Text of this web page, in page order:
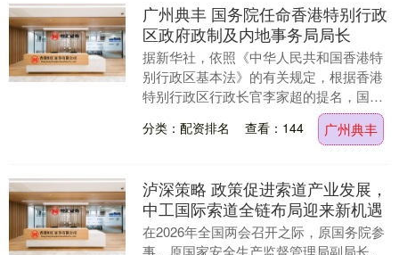
广州典丰 国务院任命香港特别行政
区政府政制及内地事务局局长
据新华社，依照《中华人民共和国香港特
别行政区基本法》的有关规定，根据香港
特别行政区行政长官李家超的提名，国务
院2026年3月30日决定：任命谢小华
（女）为政制及....
分类：配资排名 查看：144 广州典丰
泸深策略 政策促进索道产业发展，
中工国际索道全链布局迎来新机遇
在2026年全国两会召开之际，原国务院参
事、原国家安全生产监督管理局副局长、